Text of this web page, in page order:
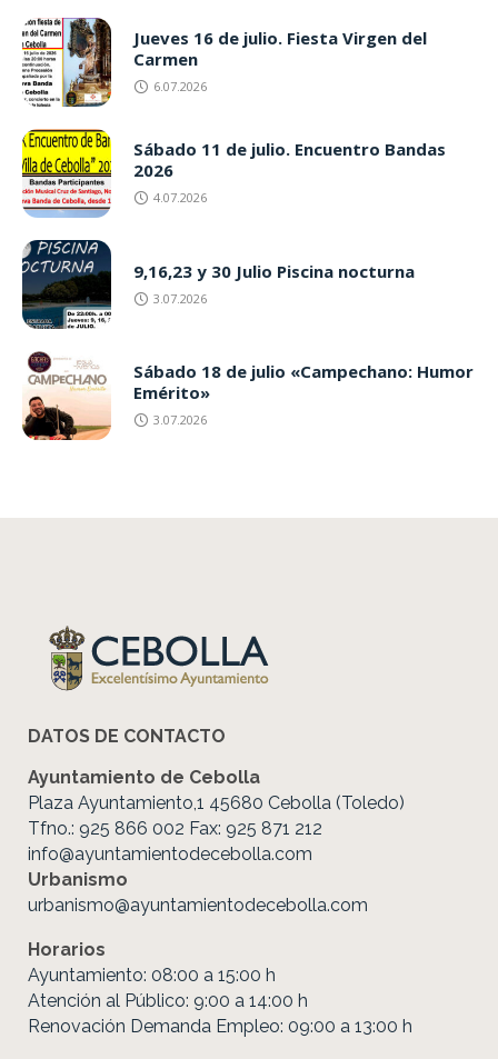
Jueves 16 de julio. Fiesta Virgen del
Carmen
6.07.2026
Sábado 11 de julio. Encuentro Bandas
2026
4.07.2026
9,16,23 y 30 Julio Piscina nocturna
3.07.2026
Sábado 18 de julio «Campechano: Humor
Emérito»
3.07.2026
DATOS DE CONTACTO
Ayuntamiento de Cebolla
Plaza Ayuntamiento,1 45680 Cebolla (Toledo)
Tfno.: 925 866 002 Fax: 925 871 212
info@ayuntamientodecebolla.com
Urbanismo
urbanismo@ayuntamientodecebolla.com
Horarios
Ayuntamiento: 08:00 a 15:00 h
Atención al Público: 9:00 a 14:00 h
Renovación Demanda Empleo: 09:00 a 13:00 h